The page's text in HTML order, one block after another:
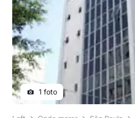
1 foto